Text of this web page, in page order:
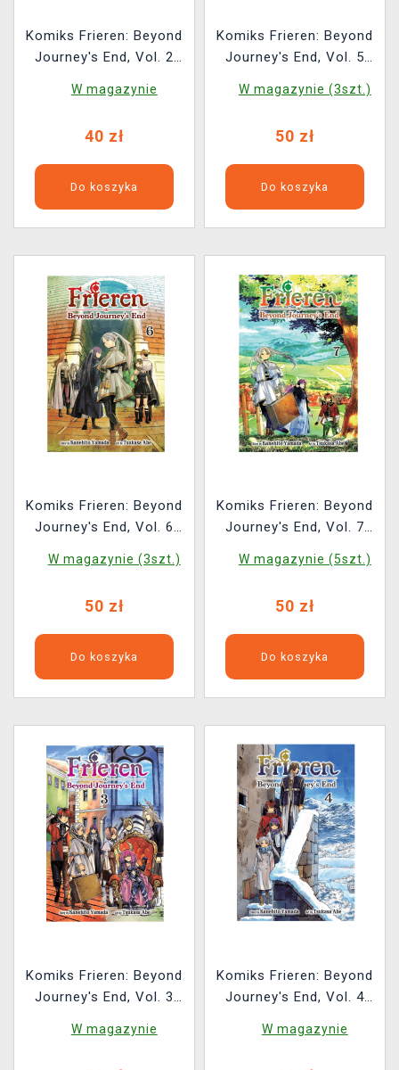
Komiks Frieren: Beyond
Journey's End, Vol. 2
W magazynie
40 zł
Do koszyka
Komiks Frieren: Beyond
Journey's End, Vol. 5
W magazynie (3szt.)
50 zł
Do koszyka
Komiks Frieren: Beyond
Journey's End, Vol. 6
W magazynie (3szt.)
50 zł
Do koszyka
Komiks Frieren: Beyond
Journey's End, Vol. 7
W magazynie (5szt.)
50 zł
Do koszyka
Komiks Frieren: Beyond
Journey's End, Vol. 3
W magazynie
Komiks Frieren: Beyond
Journey's End, Vol. 4
W magazynie